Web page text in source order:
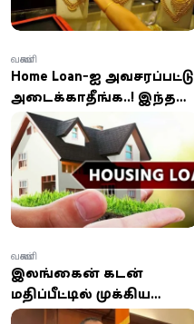
Home Loan-ஐ அவசரப்பட்டு
அடைக்காதீங்க..! இந்த
ஸ்மார்ட் ட்ரிக் உங்களை
இன்னொரு சொத்தின்
உரிமையாளராக்கலாம்!
வணிகம்
இலங்கையின் கடன்
மதிப்பீட்டில் முக்கிய
முன்னேற்றம்...
வணிகம்